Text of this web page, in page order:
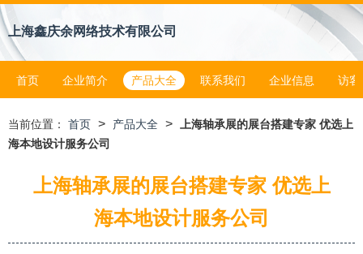
上海鑫庆余网络技术有限公司
首页 企业简介 产品大全 联系我们 企业信息 访客
当前位置： 首页 > 产品大全 >
上海轴承展的展台搭建专家 优选上
海本地设计服务公司
上海轴承展的展台搭建专家 优选上
海本地设计服务公司